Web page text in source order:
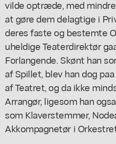
vilde optræde, med
at gøre dem delagtige i
deres faste og bestemte
uheldige Teaterdirektør
Forlangende. Skønt han
af Spillet, blev han dog
af Teatret, og da ikke
Arrangør, ligesom han
som Klaverstemmer,
Akkompagnetør i